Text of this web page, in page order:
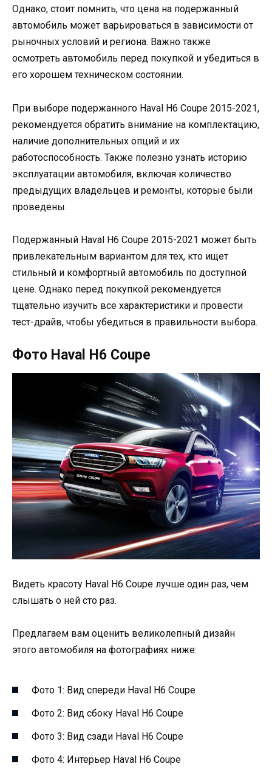
Однако, стоит помнить, что цена на подержанный
автомобиль может варьироваться в зависимости от
рыночных условий и региона. Важно также
осмотреть автомобиль перед покупкой и убедиться в
его хорошем техническом состоянии.
При выборе подержанного Haval H6 Coupe 2015-2021,
рекомендуется обратить внимание на комплектацию,
наличие дополнительных опций и их
работоспособность. Также полезно узнать историю
эксплуатации автомобиля, включая количество
предыдущих владельцев и ремонты, которые были
проведены.
Подержанный Haval H6 Coupe 2015-2021 может быть
привлекательным вариантом для тех, кто ищет
стильный и комфортный автомобиль по доступной
цене. Однако перед покупкой рекомендуется
тщательно изучить все характеристики и провести
тест-драйв, чтобы убедиться в правильности выбора.
Фото Haval H6 Coupe
Видеть красоту Haval H6 Coupe лучше один раз, чем
слышать о ней сто раз.
Предлагаем вам оценить великолепный дизайн
этого автомобиля на фотографиях ниже:
Фото 1: Вид спереди Haval H6 Coupe
Фото 2: Вид сбоку Haval H6 Coupe
Фото 3: Вид сзади Haval H6 Coupe
Фото 4: Интерьер Haval H6 Coupe